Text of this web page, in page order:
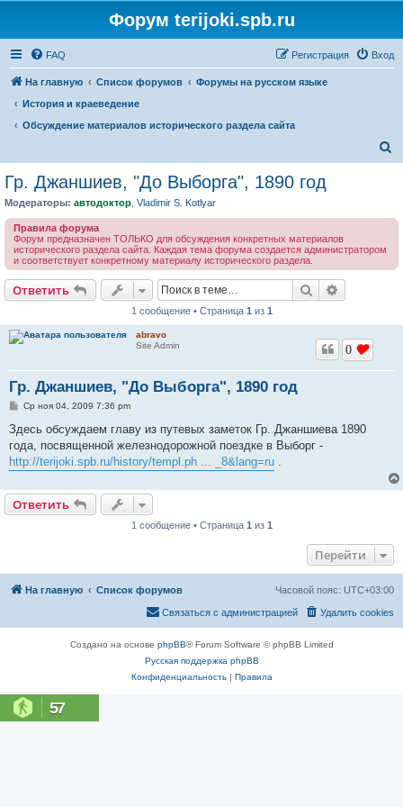
Форум terijoki.spb.ru
FAQ Вход
Регистрация
На главную Список форумов
Форумы на русском языке
История и краеведение
Обсуждение материалов исторического раздела сайта
Гр. Джаншиев, "До Выборга", 1890 год
Модераторы: автодоктор Vladimir S. Kotlyar
Правила форума
Форум предназначен ТОЛЬКО для обсуждения конкретных материалов
исторического раздела сайта. Каждая тема форума создается администратором
и соответствует конкретному материалу исторического раздела.
Ответить Поиск
1 сообщение • Страница 1 из 1
abravo
Site Admin
Гр. Джаншиев, "До Выборга", 1890 год
0
С
о
б
щ
е
н
е
Ср ноя 04, 2009 7:36 pm
Здесь обсуждаем главу из путевых заметок Гр. Джаншиева 1890
года, посвященной железнодорожной поездке в Выборг -
http://terijoki.spb.ru/history/templ.ph ... _8&lang=ru .
Ответить
1 сообщение • Страница 1 из 1
Перейти
На главную Список форумов Часовой пояс: UTC+03:00
Удалить cookies
Связаться с администрацией
Создано на основе phpBB® Forum Software © phpBB Limited
Русская поддержка phpBB
Конфиденциальность| Правила
57